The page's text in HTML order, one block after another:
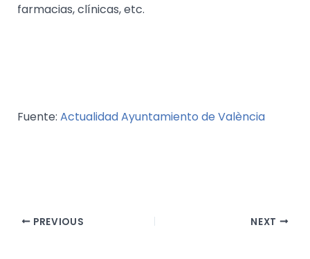
farmacias, clínicas, etc.
Fuente: Actualidad Ayuntamiento de València
PREVIOUS NEXT